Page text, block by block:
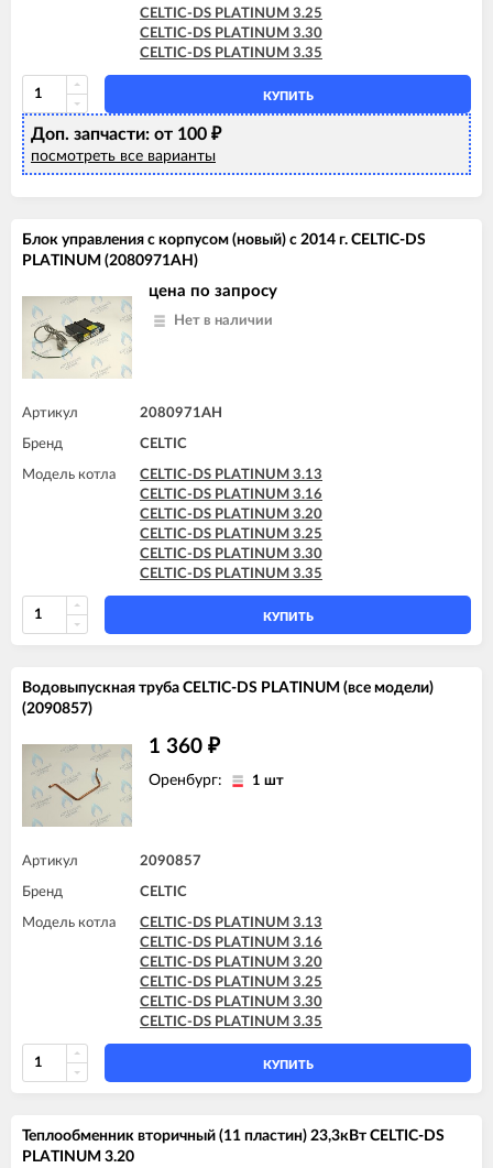
CELTIC-DS PLATINUM 3.25
CELTIC-DS PLATINUM 3.30
CELTIC-DS PLATINUM 3.35
КУПИТЬ
Доп. запчасти: от 100 ₽
посмотреть все варианты
Блок управления с корпусом (новый) с 2014 г. CELTIC-DS
PLATINUM (2080971АН)
цена по запросу
Нет в наличии
Артикул 2080971AH
Бренд CELTIC
Модель котла
CELTIC-DS PLATINUM 3.13
CELTIC-DS PLATINUM 3.16
CELTIC-DS PLATINUM 3.20
CELTIC-DS PLATINUM 3.25
CELTIC-DS PLATINUM 3.30
CELTIC-DS PLATINUM 3.35
КУПИТЬ
Водовыпускная труба CELTIC-DS PLATINUM (все модели)
(2090857)
1 360 ₽
Оренбург: 1 шт
Артикул 2090857
Бренд CELTIC
Модель котла
CELTIC-DS PLATINUM 3.13
CELTIC-DS PLATINUM 3.16
CELTIC-DS PLATINUM 3.20
CELTIC-DS PLATINUM 3.25
CELTIC-DS PLATINUM 3.30
CELTIC-DS PLATINUM 3.35
КУПИТЬ
Теплообменник вторичный (11 пластин) 23,3кВт CELTIC-DS
PLATINUM 3.20